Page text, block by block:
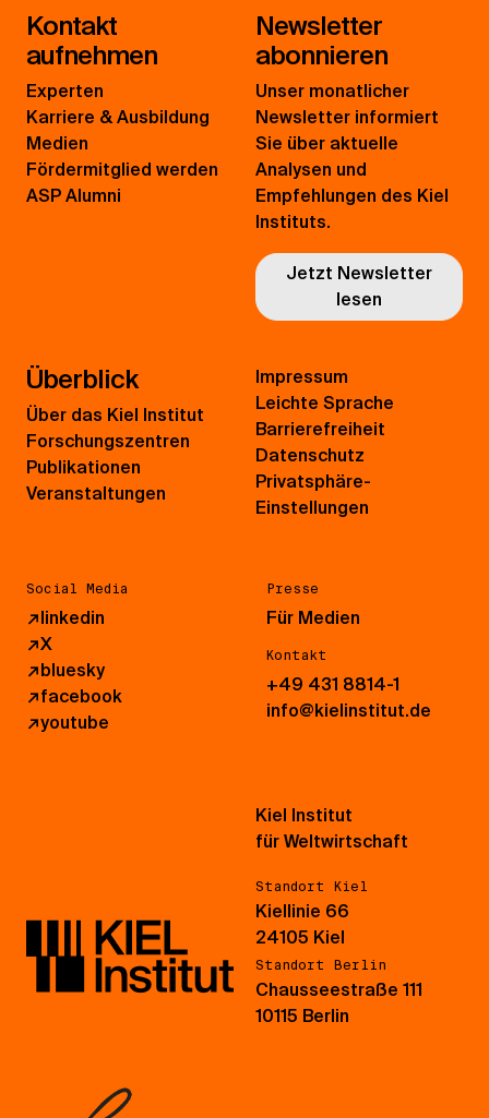
Kontakt
aufnehmen
Experten
Karriere & Ausbildung
Medien
Fördermitglied werden
ASP Alumni
Newsletter
abonnieren
Unser monatlicher
Newsletter informiert
Sie über aktuelle
Analysen und
Empfehlungen des Kiel
Instituts.
Jetzt Newsletter
lesen
Überblick
Über das Kiel Institut
Forschungszentren
Publikationen
Veranstaltungen
Social Media
↗linkedin
↗X
↗bluesky
↗facebook
↗youtube
Presse
Für Medien
Kontakt
+49 431 8814-1
info@kielinstitut.de
Impressum
Leichte Sprache
Barrierefreiheit
Datenschutz
Privatsphäre-
Einstellungen
Kiel Institut
für Weltwirtschaft
Standort Kiel
Kiellinie 66
24105 Kiel
Standort Berlin
Chausseestraße 111
10115 Berlin